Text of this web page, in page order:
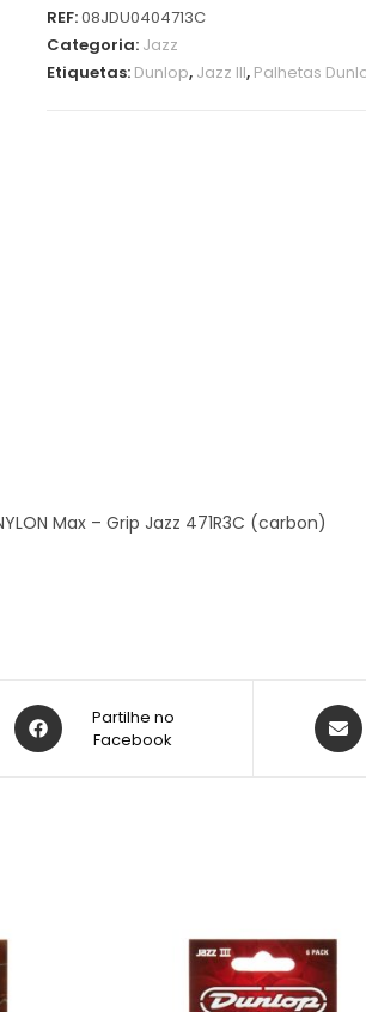
REF:08JDU0404713C
Categoria: Jazz
Etiquetas: Dunlop, Jazz III, Palhetas
Max – Grip Jazz 471R3C (carbon)
Partilhe no
Facebook